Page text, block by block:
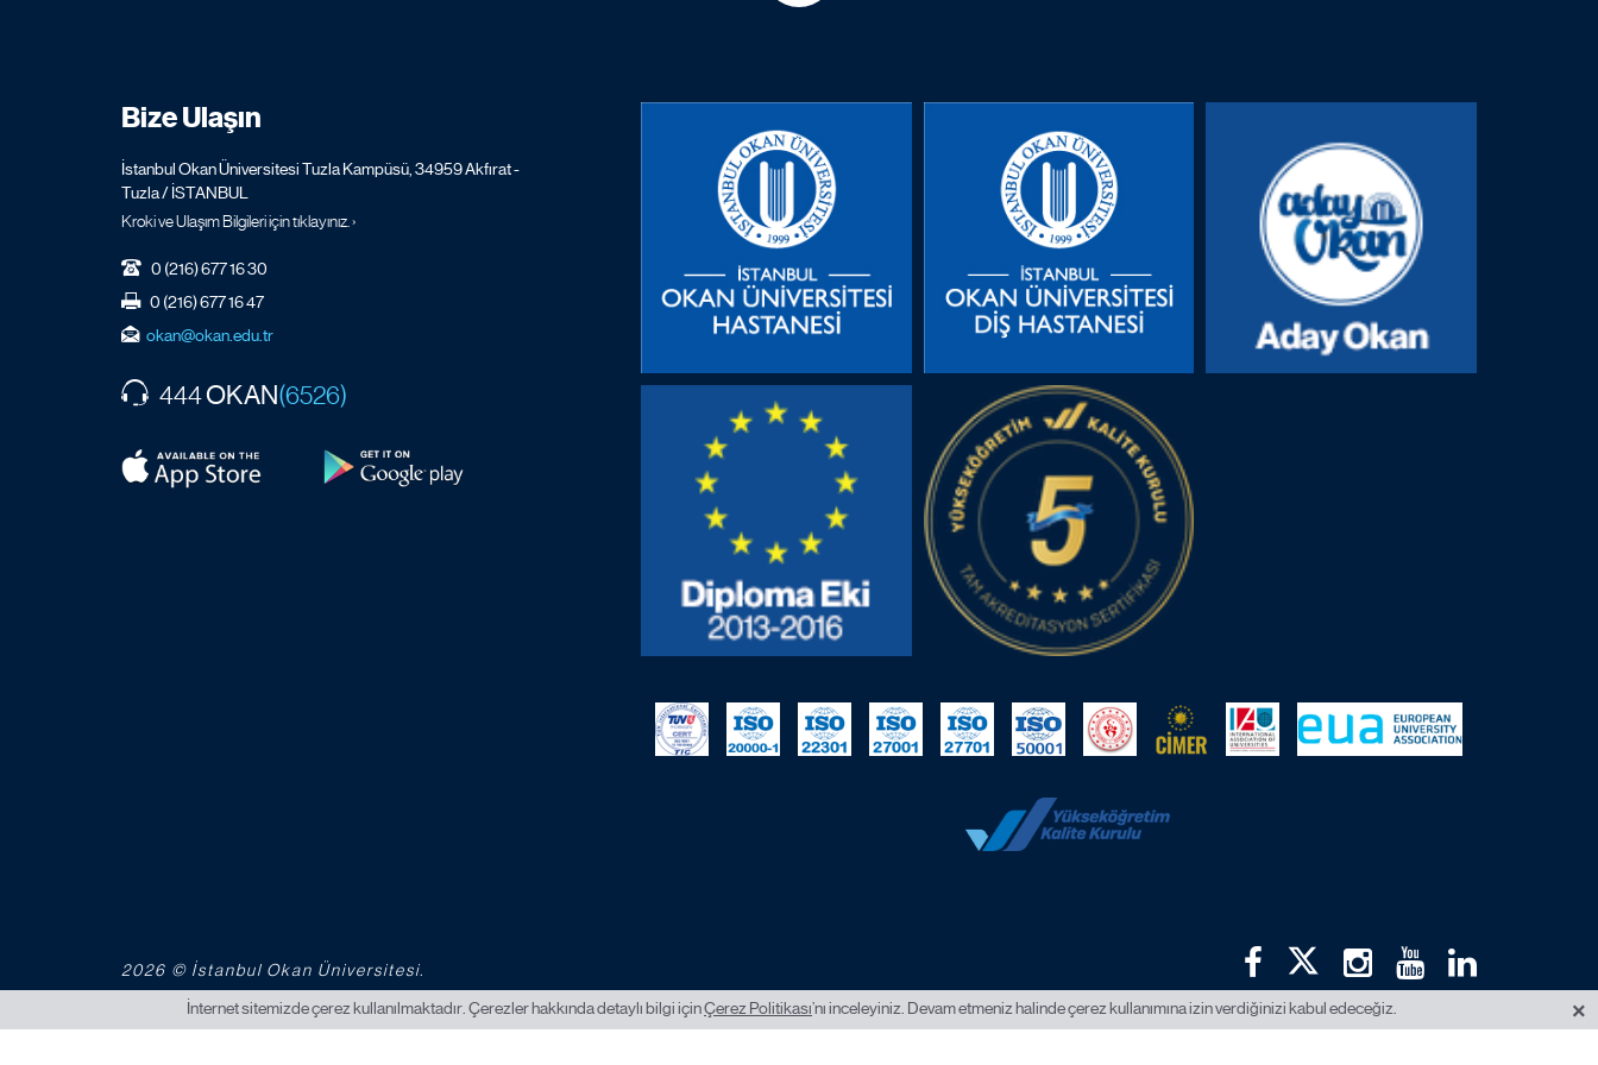
Bize Ulaşın
İstanbul Okan Üniversitesi Tuzla Kampüsü, 34959 Akfırat -
Tuzla / İSTANBUL
Kroki ve Ulaşım Bilgileri için tıklayınız. ›
0 (216) 677 16 30
0 (216) 677 16 47
okan@okan.edu.tr
444OKAN(6526)
2026 © İstanbul Okan Üniversitesi.
İnternet sitemizde çerez kullanılmaktadır. Çerezler hakkında detaylı bilgi içinÇerez Politikası’nı inceleyiniz. Devam etmeniz halinde çerez kullanımına izin verdiğinizi kabul edeceğiz. ×